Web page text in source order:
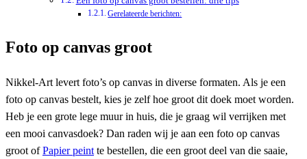
Gerelateerde berichten:
Foto op canvas groot
Nikkel-Art levert foto’s op canvas in diverse formaten. Als je een
foto op canvas bestelt, kies je zelf hoe groot dit doek moet worden.
Heb je een grote lege muur in huis, die je graag wil verrijken met
een mooi canvasdoek? Dan raden wij je aan een foto op canvas
groot ofPapier peint te bestellen, die een groot deel van die saaie,